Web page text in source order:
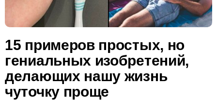
15 примеров простых, но
гениальных изобретений,
делающих нашу жизнь
чуточку проще